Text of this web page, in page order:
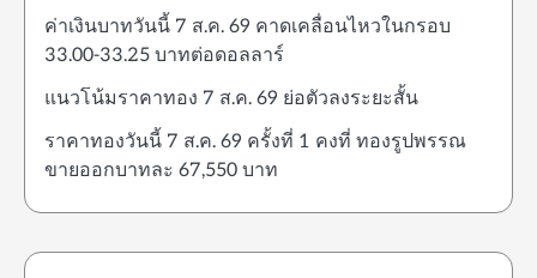
ค่าเงินบาทวันนี้ 7 ส.ค. 69 คาดเคลื่อนไหวในกรอบ
33.00-33.25 บาทต่อดอลลาร์
แนวโน้มราคาทอง 7 ส.ค. 69 ย่อตัวลงระยะสั้น
ราคาทองวันนี้ 7 ส.ค. 69 ครั้งที่ 1 คงที่ ทองรูปพรรณ
ขายออกบาทละ 67,550 บาท